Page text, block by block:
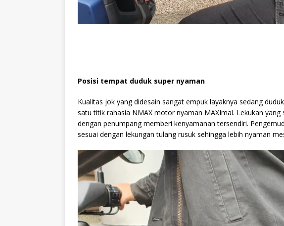
Posisi tempat duduk super nyaman
Kualitas jok yang didesain sangat empuk layaknya sedang
satu titik rahasia NMAX motor nyaman MAXImal. Lekukan
dengan penumpang memberi kenyamanan tersendiri.
sesuai dengan lekungan tulang rusuk sehingga lebih nyaman